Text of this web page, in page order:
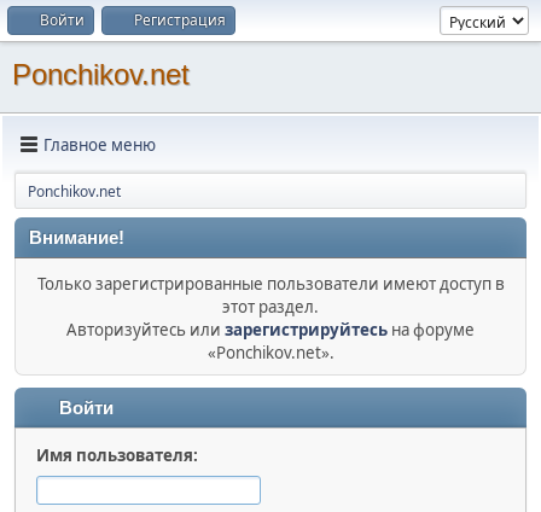
Войти Регистрация
Ponchikov.net
Главное меню
Ponchikov.net
Внимание!
Только зарегистрированные пользователи имеют доступ в
этот раздел.
Авторизуйтесь или зарегистрируйтесь на форуме
«Ponchikov.net».
Войти
Имя пользователя: